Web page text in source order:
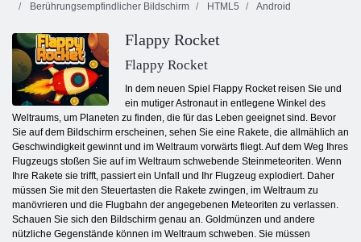
Berührungsempfindlicher Bildschirm
HTML5 Android
Flappy Rocket
Flappy Rocket
In dem neuen Spiel Flappy Rocket reisen Sie und
ein mutiger Astronaut in entlegene Winkel des
Weltraums, um Planeten zu finden, die für das Leben geeignet sind. Bevor
Sie auf dem Bildschirm erscheinen, sehen Sie eine Rakete, die allmählich an
Geschwindigkeit gewinnt und im Weltraum vorwärts fliegt. Auf dem Weg Ihres
Flugzeugs stoßen Sie auf im Weltraum schwebende Steinmeteoriten. Wenn
Ihre Rakete sie trifft, passiert ein Unfall und Ihr Flugzeug explodiert. Daher
müssen Sie mit den Steuertasten die Rakete zwingen, im Weltraum zu
manövrieren und die Flugbahn der angegebenen Meteoriten zu verlassen.
Schauen Sie sich den Bildschirm genau an. Goldmünzen und andere
nützliche Gegenstände können im Weltraum schweben. Sie müssen